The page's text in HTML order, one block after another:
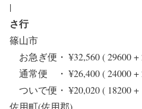
|
さ行
篠山市
お急ぎ便・ ¥32,560 ( 29600
通常便 ・ ¥26,400 ( 24000
ついで便・ ¥20,020 ( 18200